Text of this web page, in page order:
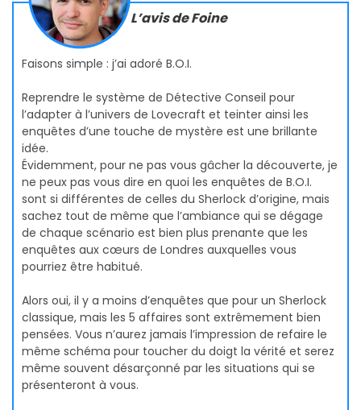
L’avis de Foine
Faisons simple : j’ai adoré B.O.I.
Reprendre le système de Détective Conseil pour
l’adapter à l’univers de Lovecraft et teinter ainsi les
enquêtes d’une touche de mystère est une brillante
idée.
Évidemment, pour ne pas vous gâcher la découverte, je
ne peux pas vous dire en quoi les enquêtes de B.O.I.
sont si différentes de celles du Sherlock d’origine, mais
sachez tout de même que l’ambiance qui se dégage
de chaque scénario est bien plus prenante que les
enquêtes aux cœurs de Londres auxquelles vous
pourriez être habitué.
Alors oui, il y a moins d’enquêtes que pour un Sherlock
classique, mais les 5 affaires sont extrêmement bien
pensées. Vous n’aurez jamais l’impression de refaire le
même schéma pour toucher du doigt la vérité et serez
même souvent désarçonné par les situations qui se
présenteront à vous.